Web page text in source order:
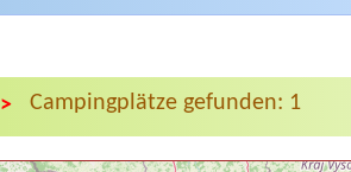
> Campingplätze gefunden: 1